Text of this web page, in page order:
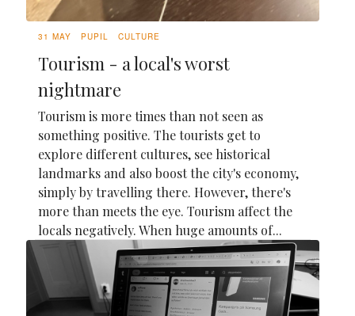
31 MAY PUPIL CULTURE
Tourism - a local's worst
nightmare
Tourism is more times than not seen as
something positive. The tourists get to
explore different cultures, see historical
landmarks and also boost the city's economy,
simply by travelling there. However, there's
more than meets the eye. Tourism affect the
locals negatively. When huge amounts of...